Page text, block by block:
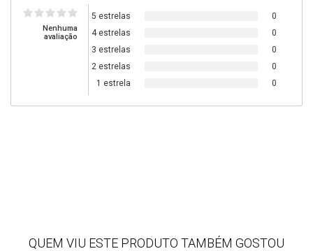
Nenhuma
avaliação
5 estrelas
0
4 estrelas
0
3 estrelas
0
2 estrelas
0
1 estrela
0
QUEM VIU ESTE PRODUTO TAMBÉM GOSTOU